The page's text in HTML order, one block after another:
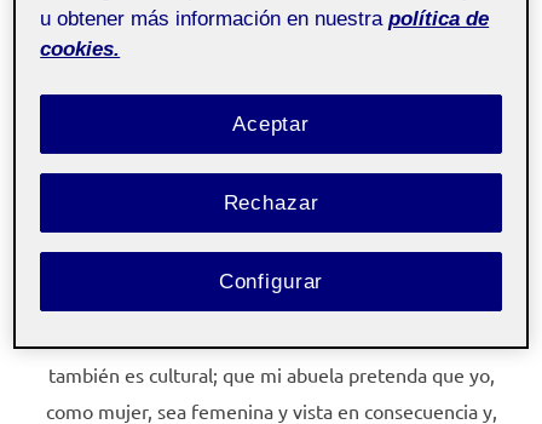
decía que ya me las pondría cuando fuera mayor. Hace
un par de años, me regaló una pulsera de oro, y me
dijo que pensaba queesta síme iba a gustar. Y
efectivamente.
Era ancha pero finita, con eslabones cuadrados y sin
ningún ornamento. Para mí tiene mucho valor, porque
entendió que aunque yo fuera su única nieta, nunca
también es cultural; que mi abuela pretenda que yo,
como mujer, sea femenina y vista en consecuencia y,
u obtener más información en nuestra política de
cookies.
Rechazar
Aceptar
Configurar